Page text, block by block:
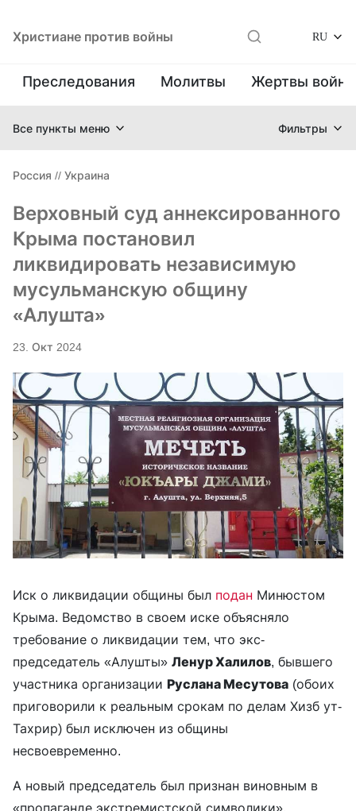
Христиане против войны RU
Преследования Молитвы Жертвы
Все пункты меню Фильтры
Россия // Украина
Верховный суд аннексированного
Крыма постановил
ликвидировать независимую
мусульманскую общину
«Алушта»
23. Окт 2024
Иск о ликвидации общины был подан Минюстом
Крыма. Ведомство в своем иске объясняло
требование о ликвидации тем, что экс-
председатель «Алушты» Ленур Халилов, бывшего
участника организации Руслана Месутова (обоих
приговорили к реальным срокам по делам Хизб ут-
Тахрир) был исключен из общины
несвоевременно.
А новый председатель был признан виновным в
«пропаганде экстремистской символики».